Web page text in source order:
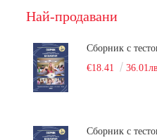
Най-продавани
€18.41